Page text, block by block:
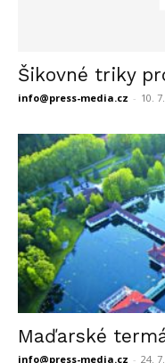
Šikovné triky
info@press-media.cz - 10.
Maďarské
info@press-media.cz - 24.